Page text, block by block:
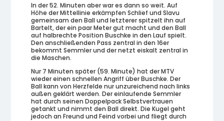
In der 52. Minuten aber war es dann so weit. Auf
Höhe der Mittellinie erkämpfen Schlief und Slavu
gemeinsam den Ball und letzterer spitzelt ihn auf
Bartelt, der ein paar Meter gut macht und den Ball
auf halbrechte Position Buschke in den Lauf spielt.
Den anschließenden Pass zentral in den 16er
bekommt Semmler und der netzt eiskalt zentral in
die Maschen.
Nur 7 Minuten später (59. Minute) hat der MTV
wieder einen schnellen Angriff über Buschke. Der
Ball kann von Herzfelde nur unzureichend nach links
außen geklärt werden. Der einlaufende Semmler
hat durch seinen Doppelpack Selbstvertrauen
getankt und nimmt den Ball direkt. Die Kugel geht
jedoch an Freund und Feind vorbei und fliegt durch